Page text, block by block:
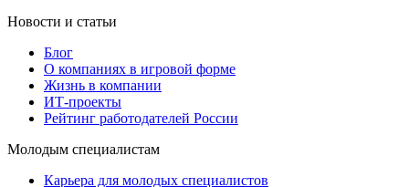
Новости и статьи
Блог
О компаниях в игровой форме
Жизнь в компании
ИТ-проекты
Рейтинг работодателей России
Молодым специалистам
Карьера для молодых специалистов